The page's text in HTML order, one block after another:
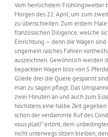
Vom herrlichstem Frühlingswetter
Morgen des 22. April, um zum
zu überschreiten. Zum erstem
französischen Diligence, welche
Einrichtung — denn die Wagen
ungemein rasches Fahren
auszeichnen. Gewöhnlich werden
bepackten Wagen blos von 5
Gliede drei die Quere gespannt
man zu sagen pflegt. Das
zwei Minuten an und auch zum
höchstens eine halbe Zeit
schon der verdammte Ruf des
vous plait!“ ertönt, dem
nicht unterwegs sitzen bleiben,